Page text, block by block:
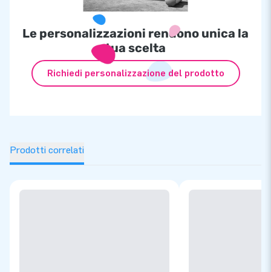
Le personalizzazioni rendono unica la
tua scelta
Richiedi personalizzazione del prodotto
Prodotti correlati